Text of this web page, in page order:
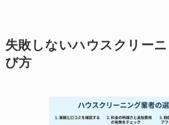
失敗しないハウスクリー
び方